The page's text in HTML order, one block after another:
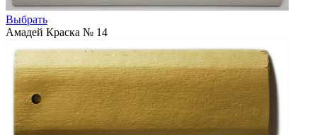
Выбрать
Амадей Краска № 14